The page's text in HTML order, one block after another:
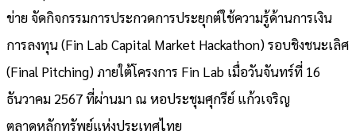
ข่าย จัดกิจกรรมการประกวดการประยุกต์ใช้ความรู้ด้านการเงิน
การลงทุน (Fin Lab Capital Market Hackathon) รอบชิงชนะเลิศ
(Final Pitching) ภายใต้โครงการ Fin Lab เมื่อวันจันทร์ที่ 16
ธันวาคม 2567 ที่ผ่านมา ณ หอประชุมศุกรีย์ แก้วเจริญ
ตลาดหลักทรัพย์แห่งประเทศไทย